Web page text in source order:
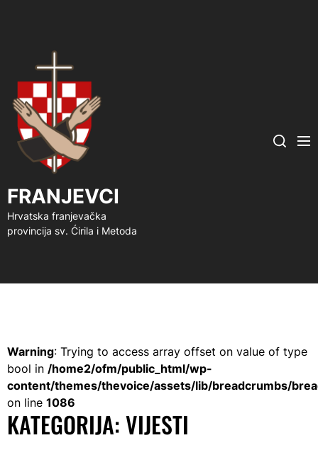
FRANJEVCI
Hrvatska franjevačka
provincija sv. Ćirila i Metoda
Search
Warning: Trying to access array offset on value of type
bool in /home2/ofm/public_html/wp-
content/themes/thevoice/assets/lib/breadcrumbs/
on line 1086
KATEGORIJA:VIJESTI